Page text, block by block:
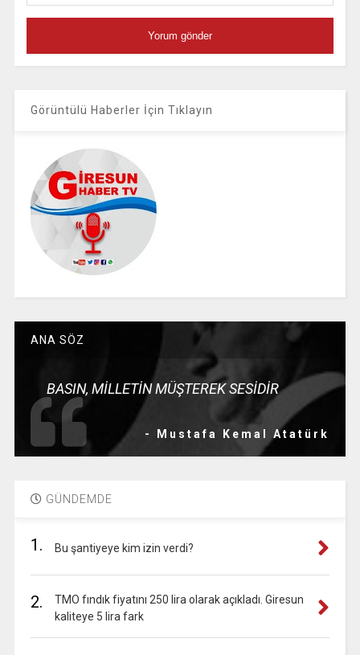
Görüntülü Haberler İçin Tıklayın
ANA SÖZ
BASIN, MİLLETİN MÜŞTEREK SESİDİR
- Mustafa Kemal Atatürk
GÜNDEMDE
1. Bu şantiyeye kim izin verdi?
2.
TMO fındık fiyatını 250 lira olarak açıkladı. Giresun
kaliteye 5 lira fark